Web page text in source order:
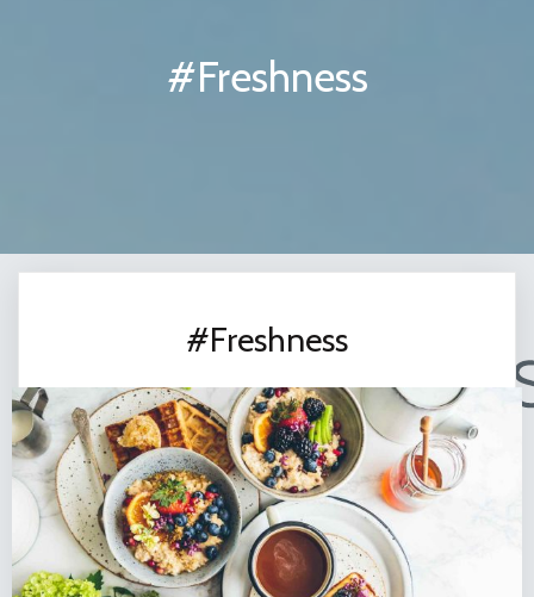
#Freshness
#Freshness